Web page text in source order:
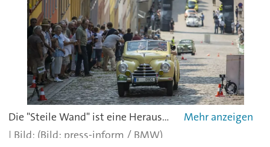
Die "Steile Wand" ist eine Herausforderung für Mensch und Maschine
(Bild: press-inform / BMW)